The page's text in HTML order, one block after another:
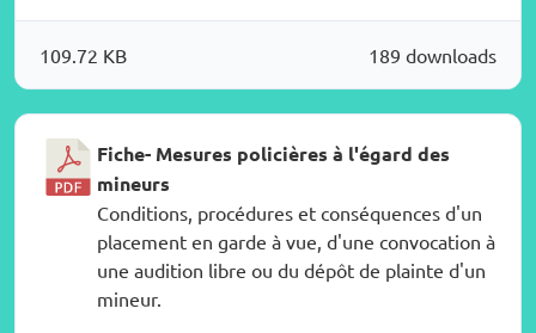
189 downloads
109.72 KB
Fiche- Mesures policières à l'égard des
mineurs
Conditions, procédures et conséquences d'un
placement en garde à vue, d'une convocation à
une audition libre ou du dépôt de plainte d'un
mineur.